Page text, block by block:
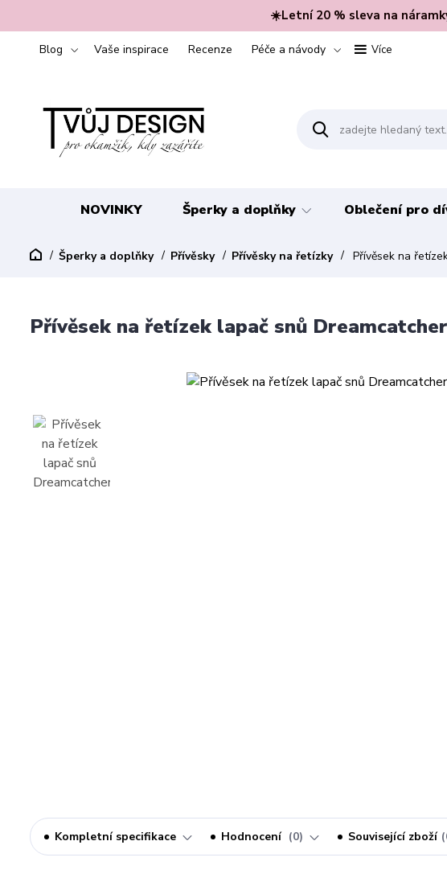
☀️Letní 20 % sleva na
Blog Vaše inspirace Recenze Péče a návody Více
NOVINKY Šperky a doplňky Oblečení pro
Šperky a doplňky Přívěsky Přívěsky na řetízky Přívěsek na
Přívěsek na řetízek lapač snů
Kompletní specifikace Hodnocení 0 Související zboží